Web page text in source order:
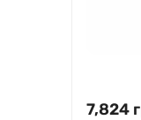
7,824